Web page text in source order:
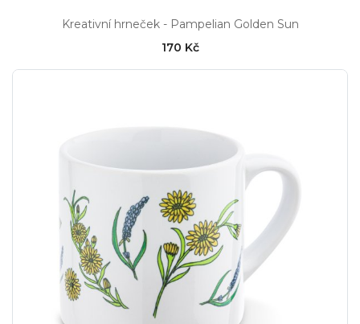
Kreativní hrneček - Pampelian Golden Sun
170 Kč